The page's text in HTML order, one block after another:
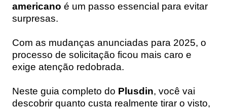
americano é um passo essencial para evitar
surpresas.
Com as mudanças anunciadas para 2025, o
processo de solicitação ficou mais caro e
exige atenção redobrada.
Neste guia completo do Plusdin, você vai
descobrir quanto custa realmente tirar o visto,